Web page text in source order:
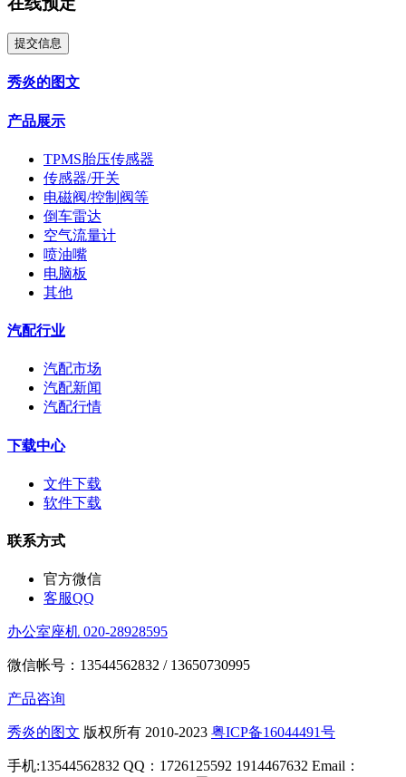
提交信息
秀炎的图文
产品展示
TPMS胎压传感器
传感器/开关
电磁阀/控制阀等
倒车雷达
空气流量计
喷油嘴
电脑板
其他
汽配行业
汽配市场
汽配新闻
汽配行情
下载中心
文件下载
软件下载
联系方式
官方微信
客服QQ
办公室座机 020-28928595
微信帐号：13544562832 / 13650730995
产品咨询
秀炎的图文 版权所有 2010-2023 粤ICP备16044491号
手机:13544562832 QQ：1726125592 1914467632 Email：